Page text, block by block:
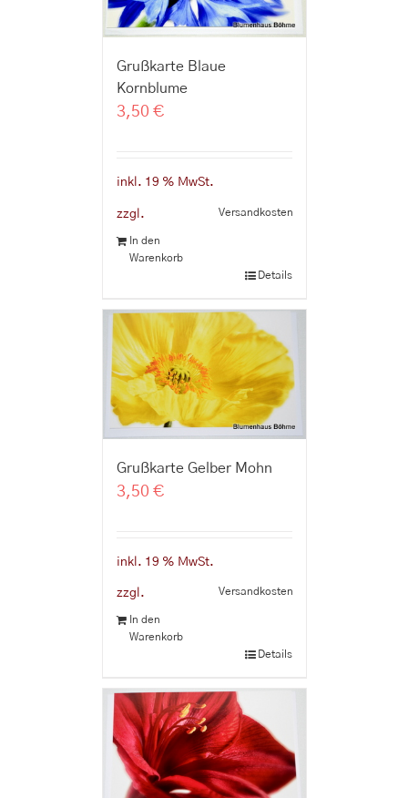
Grußkarte Blaue
Kornblume
3,50 €
inkl. 19 % MwSt.
zzgl. Versandkosten
In den
Warenkorb
Details
Grußkarte Gelber Mohn
3,50 €
inkl. 19 % MwSt.
zzgl. Versandkosten
In den
Warenkorb
Details